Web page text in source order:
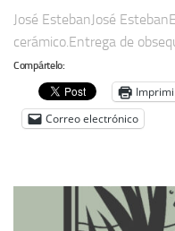
José EstebanJosé
cerámico.Entrega de
Compártelo:
Correo electrónico